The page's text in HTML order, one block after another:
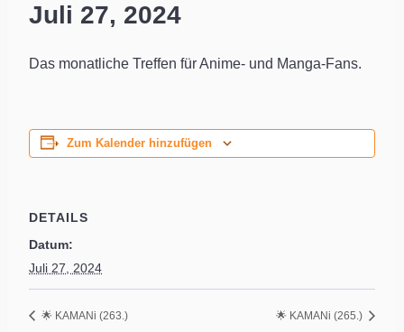
Juli 27, 2024
Das monatliche Treffen für Anime- und Manga-Fans.
Zum Kalender hinzufügen
DETAILS
Datum:
Juli 27, 2024
🌟 KAMANi (263.) 🌟 KAMANi (265.)